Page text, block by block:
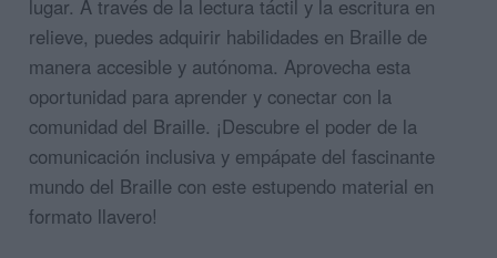
lugar. A través de la lectura táctil y la escritura en
relieve, puedes adquirir habilidades en Braille de
manera accesible y autónoma. Aprovecha esta
oportunidad para aprender y conectar con la
comunidad del Braille. ¡Descubre el poder de la
comunicación inclusiva y empápate del fascinante
mundo del Braille con este estupendo material en
formato llavero!